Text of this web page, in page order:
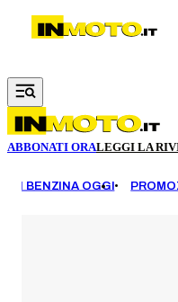
Vai al contenuto principale
ABBONATI ORALEGGI LA
BENZINA OGGI